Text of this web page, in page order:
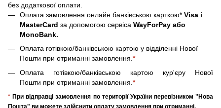
без додаткової оплати.
Оплата замовлення онлайн банківською карткою* Visa і
MasterCard за допомогою сервіса WayForPay або
MonoBank.
Оплата готівкою/банківською картою у відділенні Нової
Пошти при отриманні замовлення. *
Оплата готівкою/банківською картою кур'єру Нової
Пошти при отриманні замовлення. *
* При відправці замовлення по території України перевізником "Нова
Пошта" ви можете здійснити оплату замовлення при отриманні.